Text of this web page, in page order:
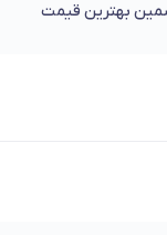
بهترین قیمت